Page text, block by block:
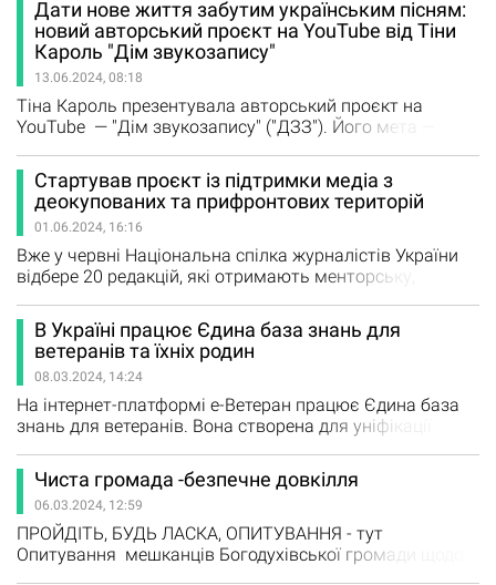
Харківської ОВА Віта Ковальська зазначила, що
підтримка людей з інвалідністю та людей похилого
віку є одним з пріоритетних питань роботи. Тож 13
серпня за дорученням…
Дати нове життя забутим українським пісням:
новий авторський проєкт на YouTube від Тіни
Кароль "Дім звукозапису"
13.06.2024, 08:18
Тіна Кароль презентувала авторський проєкт на
YouTube — "Дім звукозапису" ("ДЗЗ"). Його мета —
нове життя забутим пісням. Назва проєкту — "Дім
звукозапису" — є алюзією до місця, де знімають
випуски: це безпосередньо Будинок звукозапису
Українського радіо, в якому…
Стартував проєкт із підтримки медіа з
деокупованих та прифронтових територій
01.06.2024, 16:16
Вже у червні Національна спілка журналістів України
відбере 20 редакцій, які отримають менторську,
якості контенту та економічної стійкості. Читайте про
це на сайті НСЖУ Проєкт «Зміцнення медіа на
нещодавно деокупованих територіях» спрямований на
посилення спроможності місцевих медіа в реінтеграції
звільнених…
В Україні працює Єдина база знань для
ветеранів та їхніх родин
08.03.2024, 14:24
На інтернет-платформі е-Ветеран працює Єдина база
знань для ветеранів. Вона створена для уніфікації
сімей, повідомляє Урядовий портал. На порталі
розміщено відповіді на запитання щодо послуг з
професійної адаптації, підготовки, перепідготовки,
підвищення кваліфікації, працевлаштування, які
реалізуються в межах програм…
Чиста громада -безпечне довкілля
06.03.2024, 12:59
ПРОЙДІТЬ, БУДЬ ЛАСКА, ОПИТУВАННЯ - тут
Опитування мешканців Богодухівської громади щодо